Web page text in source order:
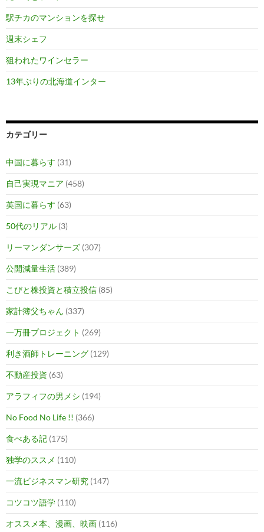
駅チカのマンションを探せ
週末シェフ
狙われたワインセラー
13年ぶりの北海道インター
カテゴリー
中国に暮らす (31)
自己実現マニア (458)
英国に暮らす (63)
50代のリアル (3)
リーマンダンサーズ (307)
公開減量生活 (389)
こびと株投資と積立投信 (85)
家計簿父ちゃん (337)
一万冊プロジェクト (269)
利き酒師トレーニング (129)
不動産投資 (63)
アラフィフの男メシ (194)
No Food No Life !! (366)
食べある記 (175)
独学のススメ (110)
一流ビジネスマン研究 (147)
コツコツ語学 (110)
オススメ本、漫画、映画 (116)